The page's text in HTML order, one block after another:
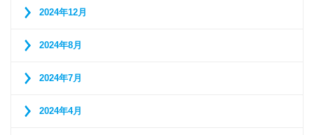
2024年12月
2024年8月
2024年7月
2024年4月